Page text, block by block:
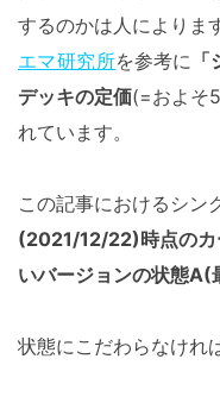
するのかは人によりま
エマ研究所を参考に
デッキの定価(=およそ
れています。
この記事におけるシン
(2021/12/22)時点のカ
いバージョンの状態A(
状態にこだわらなけれ